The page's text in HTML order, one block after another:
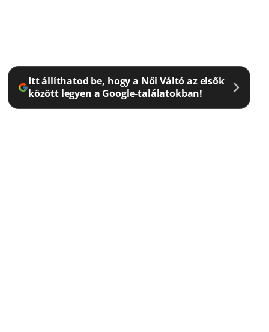
Itt állíthatod be, hogy a Női Váltó az elsők
között legyen a Google-találatokban!